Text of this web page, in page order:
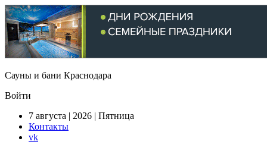
Сауны и бани Краснодара
Войти
7 августа | 2026 | Пятница
Контакты
vk